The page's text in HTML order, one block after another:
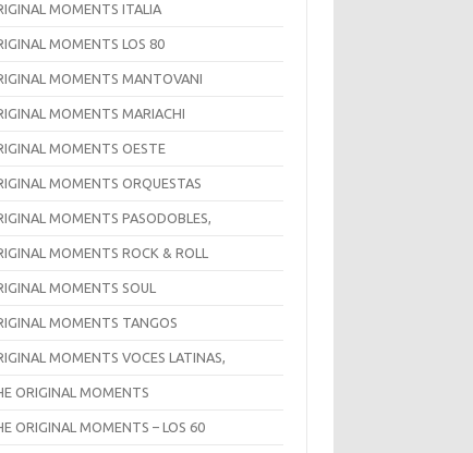
MOMENTS ITALIA
MOMENTS LOS 80
MOMENTS MANTOVANI
MOMENTS MARIACHI
MOMENTS OESTE
MOMENTS ORQUESTAS
MOMENTS PASODOBLES,
MOMENTS ROCK & ROLL
MOMENTS SOUL
MOMENTS TANGOS
MOMENTS VOCES LATINAS,
ORIGINAL MOMENTS
ORIGINAL MOMENTS – LOS 60